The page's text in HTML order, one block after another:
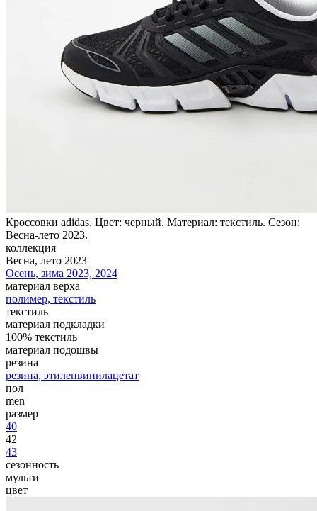
Кроссовки adidas. Цвет: черный. Материал: текстиль. Сезон:
Весна-лето 2023.
коллекция
Весна, лето 2023
Осень, зима 2023, 2024
материал верха
полимер, текстиль
текстиль
материал подкладки
100% текстиль
материал подошвы
резина
резина, этиленвинилацетат
пол
men
размер
40
42
43
сезонность
мульти
цвет